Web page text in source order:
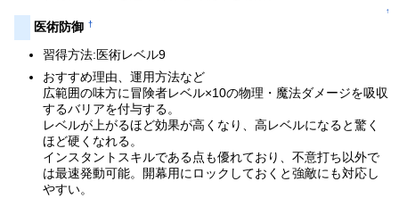
↑
医術防御 †
習得方法:医術レベル9
おすすめ理由、運用方法など
広範囲の味方に冒険者レベル×10の物理・魔法ダメージを吸収
するバリアを付与する。
レベルが上がるほど効果が高くなり、高レベルになると驚く
ほど硬くなれる。
インスタントスキルである点も優れており、不意打ち以外で
は最速発動可能。開幕用にロックしておくと強敵にも対応し
やすい。